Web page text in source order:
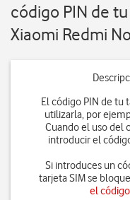
código PIN de
Xiaomi Redmi
El código PIN de tu
utilizarla, por
Cuando el uso del
introducir el
Si introduces un
tarjeta SIM se
el